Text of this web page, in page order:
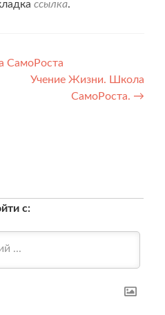
ссылка.
СамоРоста
Учение Жизни. Школа
СамоРоста. →
с: